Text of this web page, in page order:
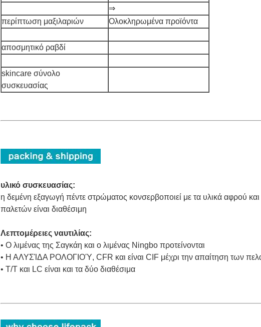
⇒
περίπτωση μαξιλαριών
Ολοκληρωμένα προϊόντα
αποσμητικό ραβδί
skincare σύνολο
συσκευασίας
υλικό συσκευασίας:
η δεμένη εξαγωγή πέντε στρώματος κονσερβοποιεί με τα υλικά αφρού
παλετών είναι διαθέσιμη
Λεπτομέρειες ναυτιλίας:
• Ο λιμένας της Σαγκάη και ο λιμένας Ningbo προτείνονται
• Η ΑΛΥΣΊΔΑ ΡΟΛΟΓΙΟΎ, CFR και είναι CIF μέχρι την απαίτηση των
• T/T και LC είναι και τα δύο διαθέσιμα